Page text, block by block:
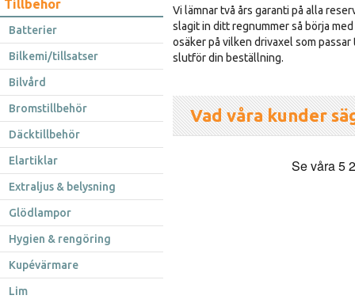
Tillbehör
Batterier
Bilkemi/tillsatser
Bilvård
Bromstillbehör
Däcktillbehör
Elartiklar
Extraljus & belysning
Glödlampor
Hygien & rengöring
Kupévärmare
Lim
Vi lämnar två års garanti på alla
slagit in ditt regnummer så börja
osäker på vilken drivaxel som
slutför din beställning.
Vad våra kunder